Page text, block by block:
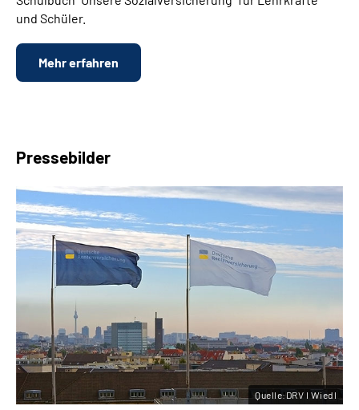
und Schüler.
Mehr erfahren
Pressebilder
Quelle:DRV I Wiedl